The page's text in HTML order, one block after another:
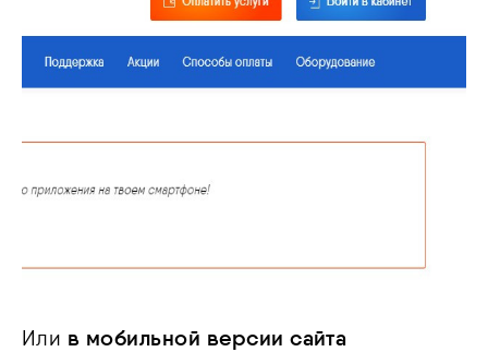
Или в мобильной версии сайта